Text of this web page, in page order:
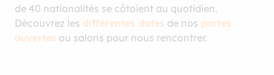
de 40 nationalités se côtoient au quotidien.
Découvrez les différentes dates de nos portes
ouvertes ou salons pour nous rencontrer.